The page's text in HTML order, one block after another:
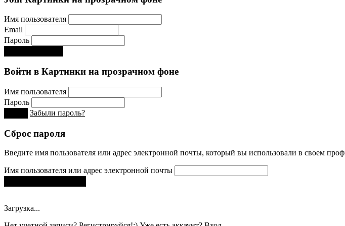
Имя пользователя
Email
Пароль
Войти в Картинки на прозрачном фоне
Имя пользователя
Пароль
Забыли пароль?
Сброс пароля
Введите имя пользователя или адрес электронной почты, который вы использовали в своем
Имя пользователя или адрес электронной почты
Загрузка...